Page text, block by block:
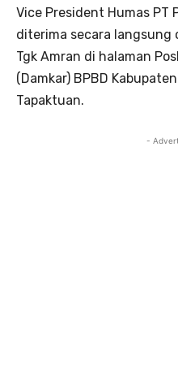
Vice President Humas PT
diterima secara langsung
Tgk Amran di halaman
(Damkar) BPBD
Tapaktuan.
-